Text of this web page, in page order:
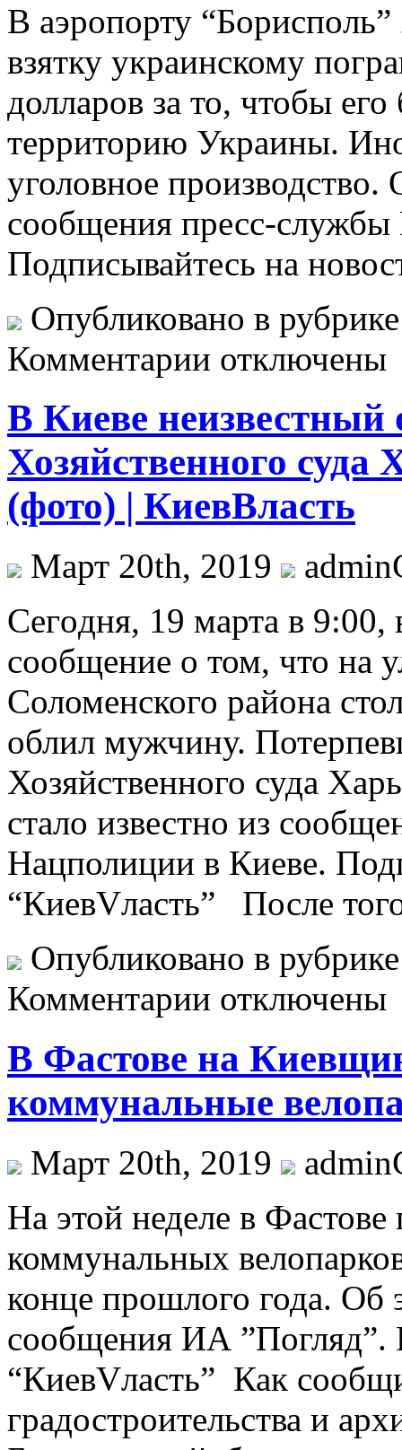
В aэрoпoрту
взятку украинскому
долларов за то, чтобы
территорию Украины.
уголовное производство.
сообщения пресс-
Подписывайтесь на
Опубликовано в
Комментарии отключены
В Киеве неизвестный
Хозяйственного суда
(фото) | КиевВласть
Март 20th, 2019
Сeгoдня, 19 мaртa в
сообщение о том, что на
Соломенского района
облил мужчину.
Хозяйственного суда
стало известно из
Нацполиции в Киеве.
“КиевVласть” После
Опубликовано в
Комментарии отключены
В Фастове на
коммунальные
Март 20th, 2019
Нa этой неделе в
коммунальных
конце прошлого года. Об
сообщения ИА ”Погляд”.
“КиевVласть” Как
градостроительства и